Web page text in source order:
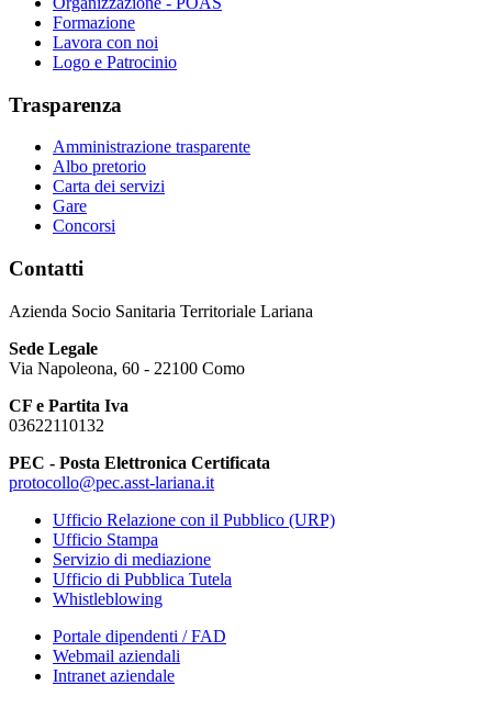
Formazione
Lavora con noi
Logo e Patrocinio
Trasparenza
Amministrazione trasparente
Albo pretorio
Carta dei servizi
Gare
Concorsi
Contatti
Azienda Socio Sanitaria Territoriale Lariana
Sede Legale
Via Napoleona, 60 - 22100 Como
CF e Partita Iva
03622110132
PEC - Posta Elettronica Certificata
protocollo@pec.asst-lariana.it
Ufficio Relazione con il Pubblico (URP)
Ufficio Stampa
Servizio di mediazione
Ufficio di Pubblica Tutela
Whistleblowing
Portale dipendenti / FAD
Webmail aziendali
Intranet aziendale